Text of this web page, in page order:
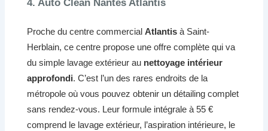
4. Auto Clean Nantes Atlantis
Proche du centre commercialAtlantis à Saint-
Herblain, ce centre propose une offre complète qui va
du simple lavage extérieur au nettoyage intérieur
approfondi. C’est l’un des rares endroits de la
métropole où vous pouvez obtenir un détailing complet
sans rendez-vous. Leur formule intégrale à 55 €
comprend le lavage extérieur, l’aspiration intérieure, le